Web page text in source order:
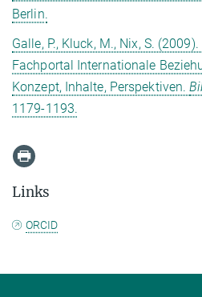
Berlin.
Galle, P., Kluck, M., Nix, S.
Fachportal Internationale
Konzept, Inhalte, Perspektiven.
1179-1193.
Links
ORCID